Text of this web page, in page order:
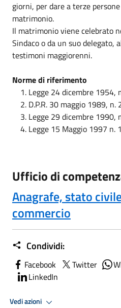
giorni, per dare a terze
matrimonio.
Il matrimonio viene celebrato
Sindaco o da un suo delegato,
testimoni maggiorenni.
Norme di riferimento
Legge 24 dicembre 1954,
D.P.R. 30 maggio 1989, n.
Legge 29 dicembre 1990,
Legge 15 Maggio 1997 n.
Ufficio di
Anagrafe, stato
commercio
Condividi:
Facebook Twitter
LinkedIn
Vedi azioni